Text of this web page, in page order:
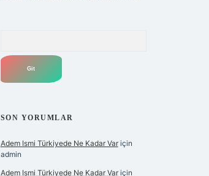
SON YORUMLAR
Adem Ismi Türkiyede Ne Kadar Variçin
admin
Adem Ismi Türkiyede Ne Kadar Variçin